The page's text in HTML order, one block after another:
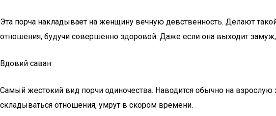
Эта порча накладывает на женщину вечную девственность. Делают
отношения, будучи совершенно здоровой. Даже если она выходит замуж,
Вдовий саван
Самый жестокий вид порчи одиночества. Наводится обычно на взрослую
складываться отношения, умрут в скором времени.